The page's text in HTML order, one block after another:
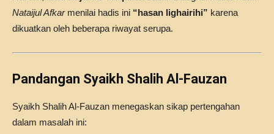
Nataijul Afkarmenilai hadis ini “hasan lighairihi” karena
dikuatkan oleh beberapa riwayat serupa.
Pandangan Syaikh Shalih Al-Fauzan
Syaikh Shalih Al-Fauzan menegaskan sikap pertengahan
dalam masalah ini: